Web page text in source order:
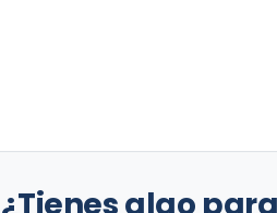
¿Tienes algo